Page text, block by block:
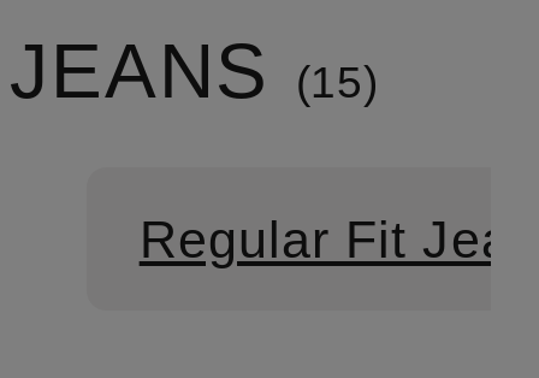
JEANS
15
Regular Fit